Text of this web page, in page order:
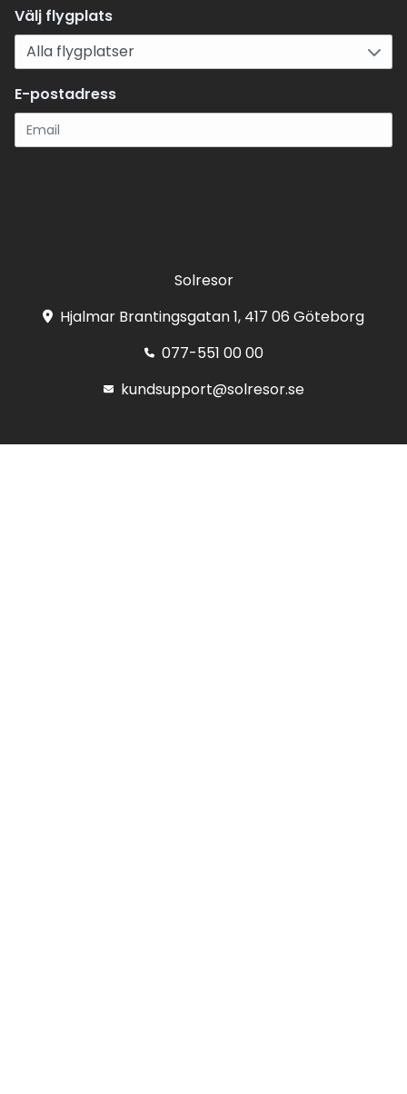
Välj flygplats
E-postadress
Solresor
Hjalmar Brantingsgatan 1, 417 06 Göteborg
077-551 00 00
kundsupport@solresor.se